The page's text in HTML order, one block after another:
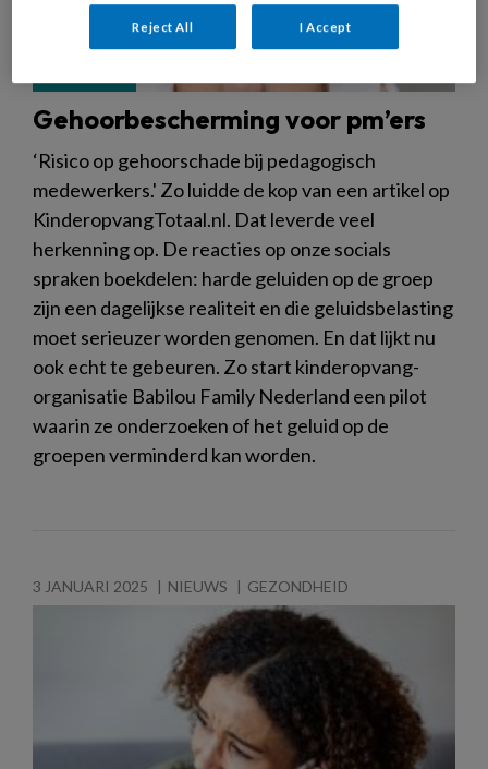
Gehoorbescherming voor pm’ers
‘Risico op gehoorschade bij pedagogisch
medewerkers.' Zo luidde de kop van een artikel op
KinderopvangTotaal.nl. Dat leverde veel
herkenning op. De reacties op onze socials
spraken boekdelen: harde geluiden op de groep
zijn een dagelijkse realiteit en die geluidsbelasting
moet serieuzer worden genomen. En dat lijkt nu
ook echt te gebeuren. Zo start kinderopvang-
organisatie Babilou Family Nederland een pilot
waarin ze onderzoeken of het geluid op de
groepen verminderd kan worden.
3 JANUARI 2025 NIEUWS GEZONDHEID
Reject All I Accept